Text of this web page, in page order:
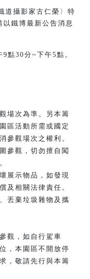
攝影家古仁榮〉特
鐵博最新公告消息
點30分~下午5點。​
場次為準。另本籌
區活動所需或國定
參觀場次之權利。
參觀，切勿擅自闖
展示物品，如發現
及相關法律責任。
丟棄垃圾雜物及攜
觀，如自行駕車
，本園區不開放停
，敬請先行與本籌